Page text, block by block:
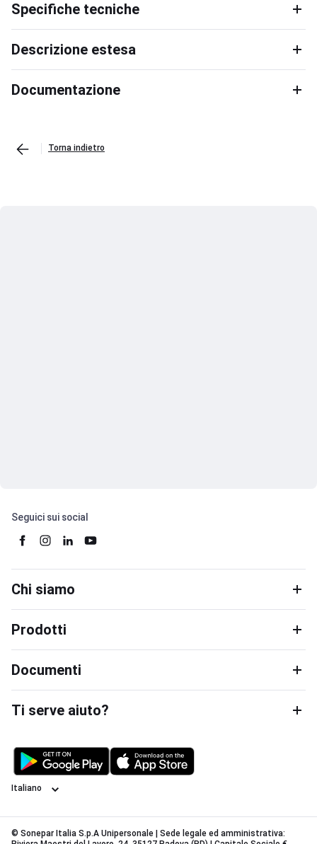
Specifiche tecniche
Descrizione estesa
Documentazione
Torna indietro
Seguici sui social
Chi siamo
Prodotti
Documenti
Ti serve aiuto?
Lingua
© Sonepar Italia S.p.A Unipersonale | Sede legale ed amministrativa: